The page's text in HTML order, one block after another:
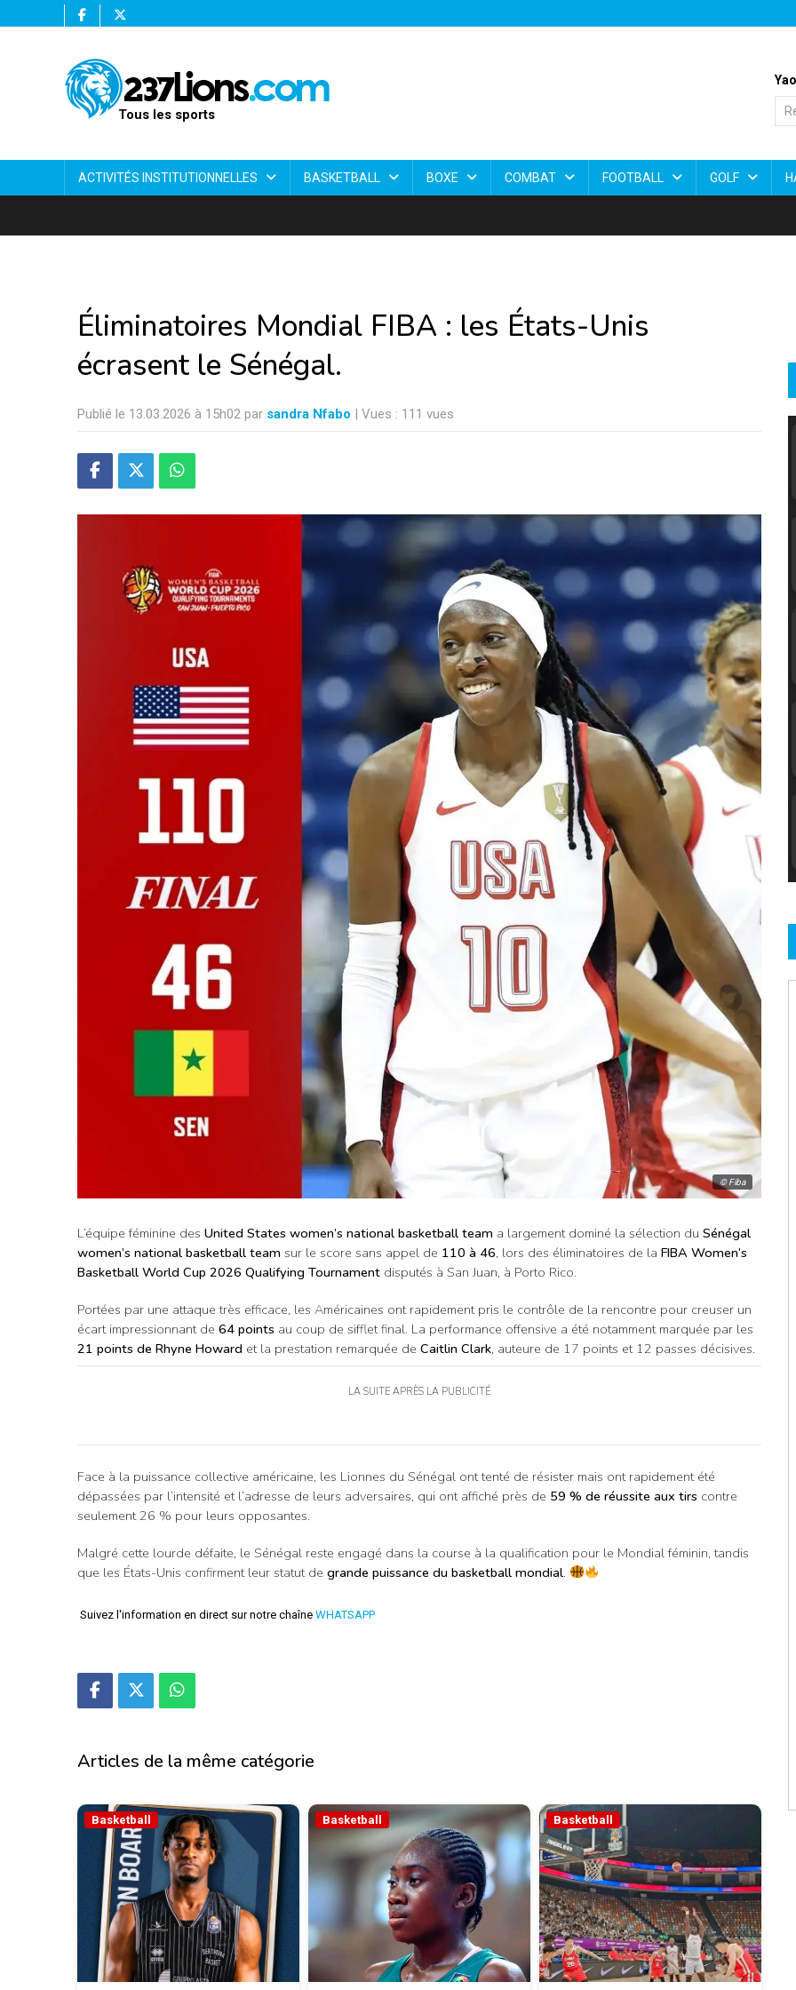
Tous les sports
ACTIVITÉS INSTITUTIONNELLES BASKETBALL BOXE COMBAT FOOTBALL GOLF
Éliminatoires Mondial FIBA : les États-Unis
écrasent le Sénégal.
Publié le 13.03.2026 à 15h02 par sandra Nfabo | Vues : 111 vues
© Fiba
L’équipe féminine des United States women’s national basketball team a largement dominé la sélection du Sénégal
women’s national basketball team sur le score sans appel de 110 à 46, lors des éliminatoires de la FIBA Women’s
Basketball World Cup 2026 Qualifying Tournament disputés à San Juan, à Porto Rico.
Portées par une attaque très efficace, les Américaines ont rapidement pris le contrôle de la rencontre pour creuser un
écart impressionnant de 64 points au coup de sifflet final. La performance offensive a été notamment marquée par les
21 points de Rhyne Howard et la prestation remarquée de Caitlin Clark, auteure de 17 points et 12 passes décisives.
LA SUITE APRÈS LA PUBLICITÉ
Face à la puissance collective américaine, les Lionnes du Sénégal ont tenté de résister mais ont rapidement été
dépassées par l’intensité et l’adresse de leurs adversaires, qui ont affiché près de 59 % de réussite aux tirs contre
seulement 26 % pour leurs opposantes.
Malgré cette lourde défaite, le Sénégal reste engagé dans la course à la qualification pour le Mondial féminin, tandis
que les États-Unis confirment leur statut de grande puissance du basketball mondial.
Suivez l'information en direct sur notre chaîne WHATSAPP
Articles de la même catégorie
Basketball Basketball Basketball